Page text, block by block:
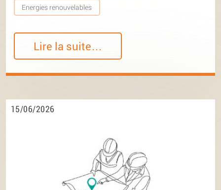
Energies renouvelables
Lire la suite…
15/06/2026